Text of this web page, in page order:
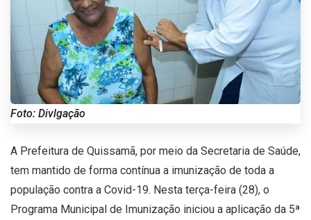
Foto: Divlgação
A Prefeitura de Quissamã, por meio da Secretaria de Saúde,
tem mantido de forma contínua a imunização de toda a
população contra a Covid-19. Nesta terça-feira (28), o
Programa Municipal de Imunização iniciou a aplicação da 5ª